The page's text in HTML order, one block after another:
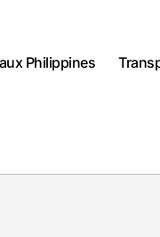
Philippines